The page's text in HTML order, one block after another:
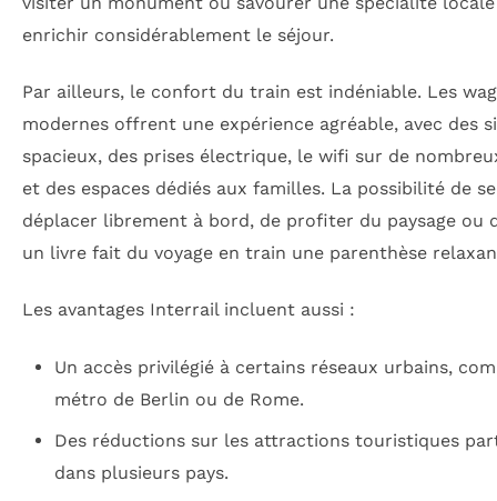
enrichir considérablement le séjour.
Par ailleurs, le confort du train est indéniable. Les
modernes offrent une expérience agréable, avec des
spacieux, des prises électrique, le wifi sur de
et des espaces dédiés aux familles. La possibilité de se
déplacer librement à bord, de profiter du paysage ou
un livre fait du voyage en train une parenthèse
Les avantages Interrail incluent aussi :
Un accès privilégié à certains réseaux urbains,
métro de Berlin ou de Rome.
Des réductions sur les attractions touristiques
dans plusieurs pays.